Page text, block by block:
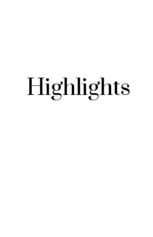
Highlights